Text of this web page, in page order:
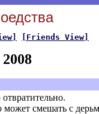
[Friends View]
может смешать с